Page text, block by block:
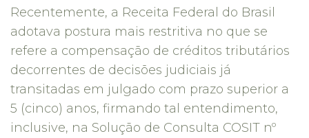
Recentemente, a Receita Federal do Brasil
adotava postura mais restritiva no que se
refere a compensação de créditos tributários
decorrentes de decisões judiciais já
transitadas em julgado com prazo superior a
5 (cinco) anos, firmando tal entendimento,
inclusive, na Solução de Consulta COSIT nº